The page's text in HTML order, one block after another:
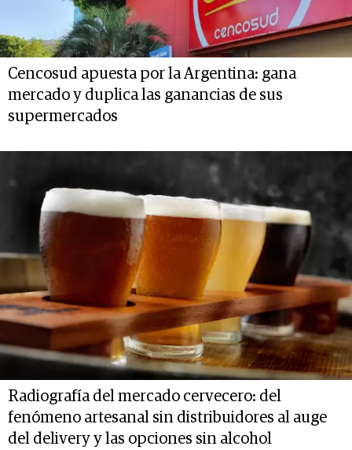
Cencosud apuesta por la Argentina: gana
mercado y duplica las ganancias de sus
supermercados
Radiografía del mercado cervecero: del
fenómeno artesanal sin distribuidores al auge
del delivery y las opciones sin alcohol